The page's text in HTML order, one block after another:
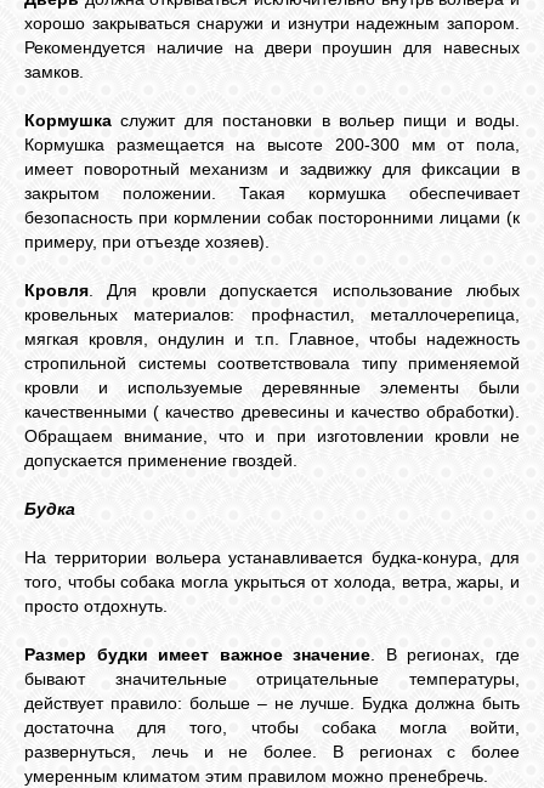
хорошо закрываться снаружи и изнутри надежным запором.
Рекомендуется наличие на двери проушин для навесных
замков.
Кормушка служит для постановки в вольер пищи и воды.
Кормушка размещается на высоте 200-300 мм от пола,
имеет поворотный механизм и задвижку для фиксации в
закрытом положении. Такая кормушка обеспечивает
безопасность при кормлении собак посторонними лицами (к
примеру, при отъезде хозяев).
Кровля. Для кровли допускается использование любых
кровельных материалов: профнастил, металлочерепица,
мягкая кровля, ондулин и т.п. Главное, чтобы надежность
стропильной системы соответствовала типу применяемой
кровли и используемые деревянные элементы были
качественными ( качество древесины и качество обработки).
Обращаем внимание, что и при изготовлении кровли не
допускается применение гвоздей.
Будка
На территории вольера устанавливается будка-конура, для
того, чтобы собака могла укрыться от холода, ветра, жары, и
просто отдохнуть.
Размер будки имеет важное значение. В регионах, где
бывают значительные отрицательные температуры,
действует правило: больше – не лучше. Будка должна быть
достаточна для того, чтобы собака могла войти,
развернуться, лечь и не более. В регионах с более
умеренным климатом этим правилом можно пренебречь.